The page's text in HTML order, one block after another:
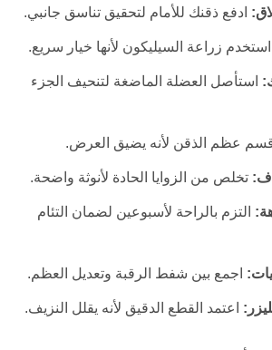
ادفع ذقنك للأمام لتحقيق تناسق جانبي.
استخدم زراعة السيليكون لأنها خيار سريع.
استأصل العضلة الماضغة لتنحيف الجزء
عظم الذقن لأنه يضيق العرض.
تخلص من الزوايا الحادة لأنوثة واضحة.
التزم بالراحة لأسبوعين لضمان التئام
اجمع بين شفط الرقبة وتعديل العظم.
اعتمد القطع الدقيق لأنه يقلل النزيف.